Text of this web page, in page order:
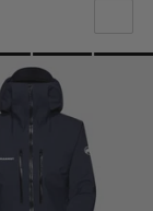
TILL HÖGT
TILL LÅG